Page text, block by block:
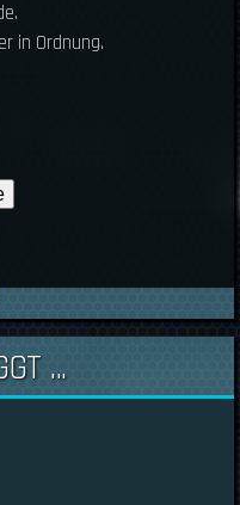
in Ordnung.
...